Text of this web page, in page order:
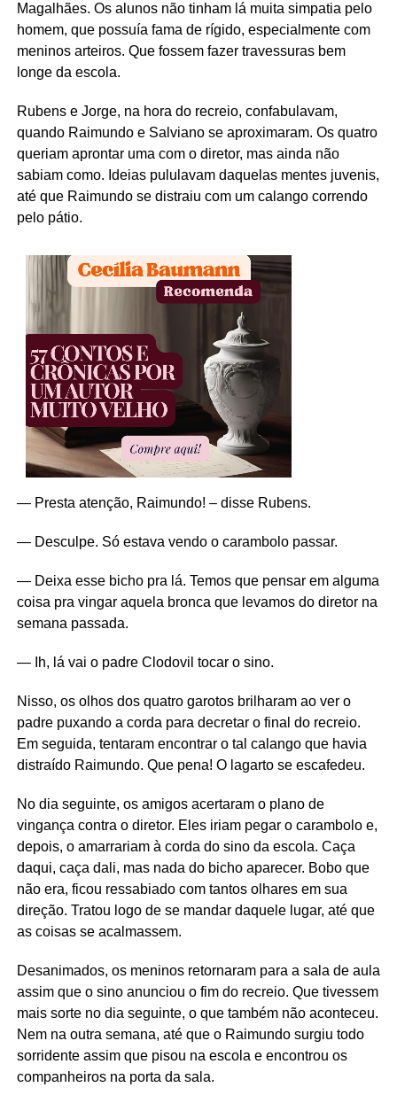
Magalhães. Os alunos não tinham lá muita simpatia pelo
homem, que possuía fama de rígido, especialmente com
meninos arteiros. Que fossem fazer travessuras bem
longe da escola.
Rubens e Jorge, na hora do recreio, confabulavam,
quando Raimundo e Salviano se aproximaram. Os quatro
queriam aprontar uma com o diretor, mas ainda não
sabiam como. Ideias pululavam daquelas mentes juvenis,
até que Raimundo se distraiu com um calango correndo
pelo pátio.
— Presta atenção, Raimundo! – disse Rubens.
— Desculpe. Só estava vendo o carambolo passar.
— Deixa esse bicho pra lá. Temos que pensar em alguma
coisa pra vingar aquela bronca que levamos do diretor na
semana passada.
— Ih, lá vai o padre Clodovil tocar o sino.
Nisso, os olhos dos quatro garotos brilharam ao ver o
padre puxando a corda para decretar o final do recreio.
Em seguida, tentaram encontrar o tal calango que havia
distraído Raimundo. Que pena! O lagarto se escafedeu.
No dia seguinte, os amigos acertaram o plano de
vingança contra o diretor. Eles iriam pegar o carambolo e,
depois, o amarrariam à corda do sino da escola. Caça
daqui, caça dali, mas nada do bicho aparecer. Bobo que
não era, ficou ressabiado com tantos olhares em sua
direção. Tratou logo de se mandar daquele lugar, até que
as coisas se acalmassem.
Desanimados, os meninos retornaram para a sala de aula
assim que o sino anunciou o fim do recreio. Que tivessem
mais sorte no dia seguinte, o que também não aconteceu.
Nem na outra semana, até que o Raimundo surgiu todo
sorridente assim que pisou na escola e encontrou os
companheiros na porta da sala.